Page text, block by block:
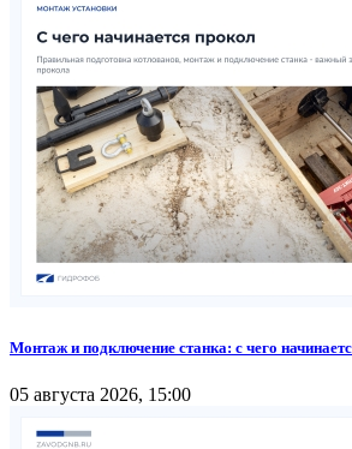
Монтаж и подключение станка: с чего
05 августа 2026, 15:00